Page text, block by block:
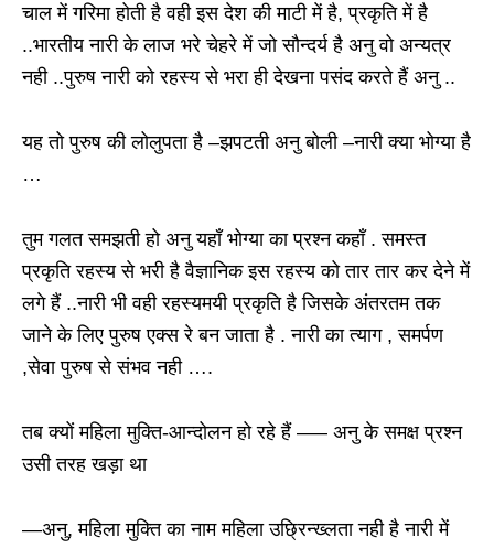
चाल में गरिमा होती है वही इस देश की माटी में है, प्रकृति में है
..भारतीय नारी के लाज भरे चेहरे में जो सौन्दर्य है अनु वो अन्यत्र
नही ..पुरुष नारी को रहस्य से भरा ही देखना पसंद करते हैं अनु ..
यह तो पुरुष की लोलुपता है –झपटती अनु बोली –नारी क्या भोग्या है
…
तुम गलत समझती हो अनु यहाँ भोग्या का प्रश्न कहाँ . समस्त
प्रकृति रहस्य से भरी है वैज्ञानिक इस रहस्य को तार तार कर देने में
लगे हैं ..नारी भी वही रहस्यमयी प्रकृति है जिसके अंतरतम तक
जाने के लिए पुरुष एक्स रे बन जाता है . नारी का त्याग , समर्पण
,सेवा पुरुष से संभव नही ….
तब क्यों महिला मुक्ति-आन्दोलन हो रहे हैं —– अनु के समक्ष प्रश्न
उसी तरह खड़ा था
—अनु, महिला मुक्ति का नाम महिला उछ्रिन्ख्लता नही है नारी में